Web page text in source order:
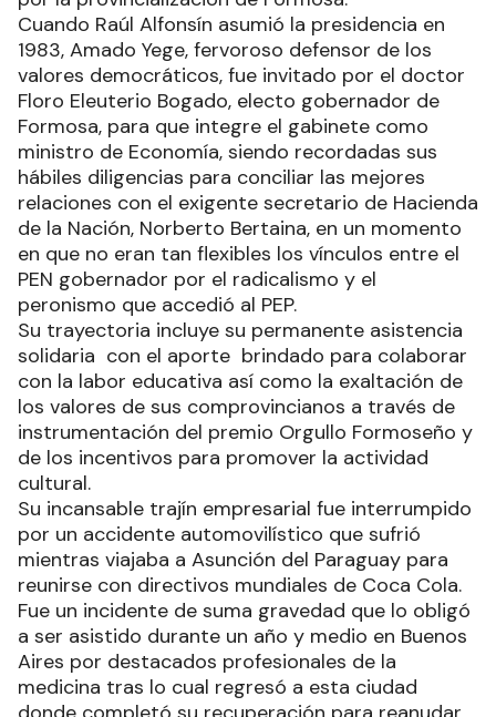
Cuando Raúl Alfonsín asumió la presidencia en
1983, Amado Yege, fervoroso defensor de los
valores democráticos, fue invitado por el doctor
Floro Eleuterio Bogado, electo gobernador de
Formosa, para que integre el gabinete como
ministro de Economía, siendo recordadas sus
hábiles diligencias para conciliar las mejores
relaciones con el exigente secretario de Hacienda
de la Nación, Norberto Bertaina, en un momento
en que no eran tan flexibles los vínculos entre el
PEN gobernador por el radicalismo y el
peronismo que accedió al PEP.
Su trayectoria incluye su permanente asistencia
solidaria con el aporte brindado para colaborar
con la labor educativa así como la exaltación de
los valores de sus comprovincianos a través de
instrumentación del premio Orgullo Formoseño y
de los incentivos para promover la actividad
cultural.
Su incansable trajín empresarial fue interrumpido
por un accidente automovilístico que sufrió
mientras viajaba a Asunción del Paraguay para
reunirse con directivos mundiales de Coca Cola.
Fue un incidente de suma gravedad que lo obligó
a ser asistido durante un año y medio en Buenos
Aires por destacados profesionales de la
medicina tras lo cual regresó a esta ciudad